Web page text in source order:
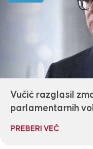
Vučić razglasil
parlamentarnih
PREBERI VEČ